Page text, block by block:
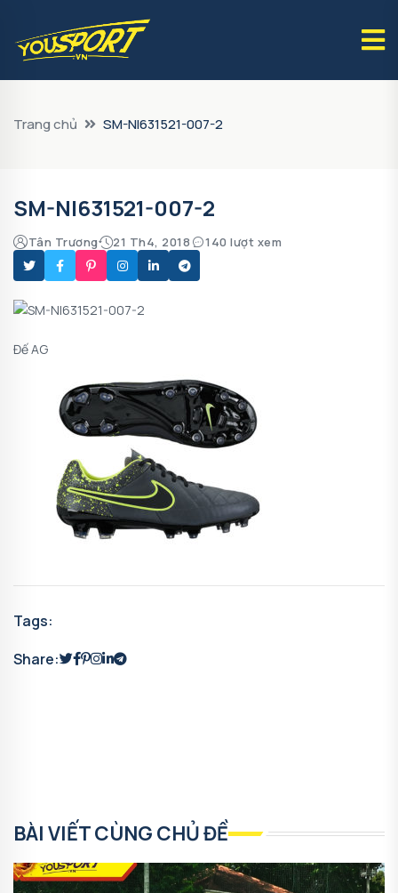
Trang chủ SM-NI631521-007-2
SM-NI631521-007-2
Tân Trương 21 Th4, 2018 140 lượt xem
Đế AG
Tags:
Share:
BÀI VIẾT CÙNG CHỦ ĐỀ